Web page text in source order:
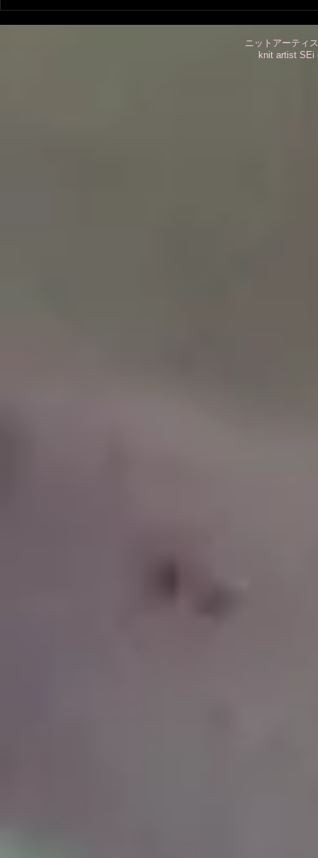
ましょう
ニットアーティ
knit artist SEi